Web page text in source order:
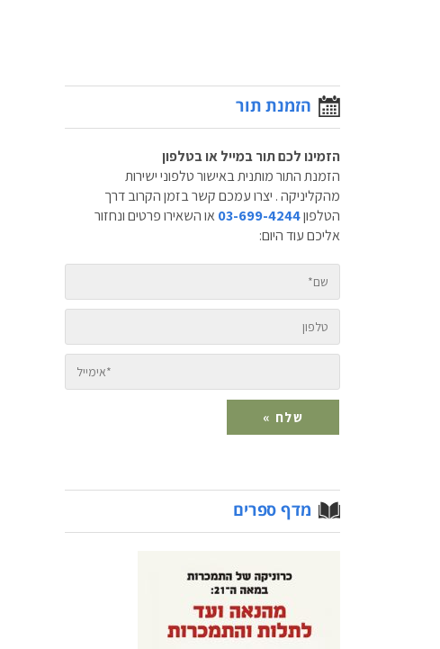
הזמנת תור
הזמינו לכם תור במייל או בטלפון
הזמנת התור מותנית באישור טלפוני ישירות
מהקליניקה . יצרו עמכם קשר בזמן הקרוב דרך
הטלפון03-699-4244 או השאירו פרטים ונחזור
אליכם עוד היום:
מדף ספרים